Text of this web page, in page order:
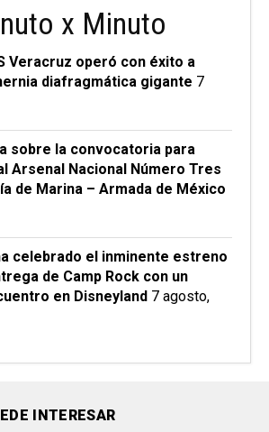
x Minuto
Veracruz operó con éxito a
diafragmática gigante 7
sobre la convocatoria para
Arsenal Nacional Número Tres
de Marina – Armada de México
celebrado el inminente estreno
de Camp Rock con un
en Disneyland 7 agosto,
INTERESAR